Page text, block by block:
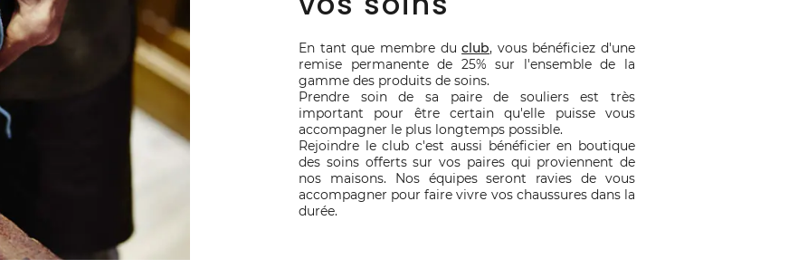
En tant que membre duclub, vous bénéficiez d'une
remise permanente de 25% sur l'ensemble de la
gamme des produits de soins.
Prendre soin de sa paire de souliers est très
important pour être certain qu'elle puisse vous
accompagner le plus longtemps possible.
Rejoindre le club c'est aussi bénéficier en boutique
des soins offerts sur vos paires qui proviennent de
nos maisons. Nos équipes seront ravies de vous
accompagner pour faire vivre vos chaussures dans la
durée.